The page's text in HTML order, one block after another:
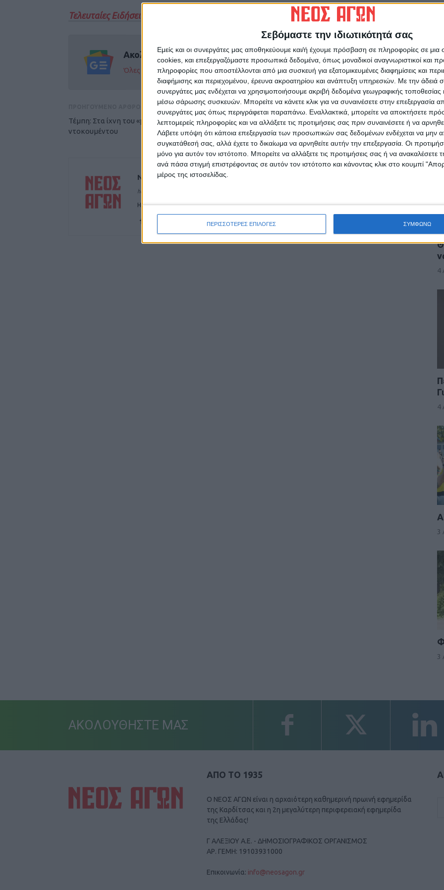
Σεβόμαστε την ιδιωτικότητά σας
Εμείς και οι συνεργάτες μας αποθηκεύουμε και/ή έχουμε πρόσβαση σε πληροφορίες σε
cookies, και επεξεργαζόμαστε προσωπικά δεδομένα, όπως μοναδικοί αναγνωριστικοί και
πληροφορίες που αποστέλλονται από μια συσκευή για εξατομικευμένες διαφημίσεις και
διαφήμισης και περιεχομένου, έρευνα ακροατηρίου και ανάπτυξη υπηρεσιών. Με την άδειά
συνεργάτες μας ενδέχεται να χρησιμοποιήσουμε ακριβή δεδομένα γεωγραφικής τοποθεσίας
μέσω σάρωσης συσκευών. Μπορείτε να κάνετε κλικ για να συναινέσετε στην επεξεργασία
συνεργάτες μας όπως περιγράφεται παραπάνω. Εναλλακτικά, μπορείτε να αποκτήσετε
λεπτομερείς πληροφορίες και να αλλάξετε τις προτιμήσεις σας πριν συναινέσετε ή να
Λάβετε υπόψη ότι κάποια επεξεργασία των προσωπικών σας δεδομένων ενδέχεται να μην
συγκατάθεσή σας, αλλά έχετε το δικαίωμα να αρνηθείτε αυτήν την επεξεργασία. Οι
μόνο για αυτόν τον ιστότοπο. Μπορείτε να αλλάξετε τις προτιμήσεις σας ή να ανακαλέσετε
ανά πάσα στιγμή επιστρέφοντας σε αυτόν τον ιστότοπο και κάνοντας κλικ στο κουμπί
μέρος της ιστοσελίδας.
ΠΕΡΙΣΣΟΤΕΡΕΣ ΕΠΙΛΟΓΕΣ ΣΥΜΦΩΝΩ
Τελευταίες Ειδήσεις Σήμερα
Ακολούθησε την εφημερίδα ΝΕΟΣ ΑΓΩΝ στο Google News!
Όλες οι εξελίξεις στην περιοχή της Καρδίτσας και ευρύτερα της Θεσσαλίας
Τέμπη: Στα ίχνη του «μοντέρ» του ηχητικού
ντοκουμέντου
ΕΠΟΜΕΝΟ ΑΡΘΡΟ
Τέμπη : Στη Λάρισα συγγενείς θυμάτων της
Εθνικής τραγωδίας
ΝΕΟΣ ΑΓΩΝ
https://neosagon.gr
Η Αρχαιότερη Καθημερινή Πρωινή Εφημερίδα της Καρδίτσας
4
4
3
3
ΑΚΟΛΟΥΘΗΣΤΕ ΜΑΣ
ΑΠΟ ΤΟ 1935
Ο ΝΕΟΣ ΑΓΩΝ είναι η αρχαιότερη καθημερινή πρωινή εφημερίδα
της Καρδίτσας και η 2η μεγαλύτερη περιφερειακή εφημερίδα
της Ελλάδας!
Γ ΑΛΕΞΙΟΥ Α.Ε. - ΔΗΜΟΣΙΟΓΡΑΦΙΚΟΣ ΟΡΓΑΝΙΣΜΟΣ
ΑΡ. ΓΕΜΗ: 19103931000
Επικοινωνία: info@neosagon.gr